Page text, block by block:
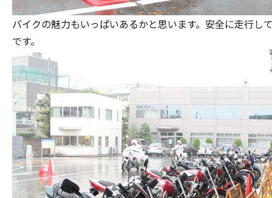
バイクの魅力もいっぱいあるかと思います。安全に走行し
です。